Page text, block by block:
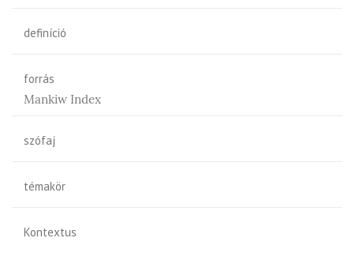
definíció
forrás
Mankiw Index
szófaj
témakör
Kontextus